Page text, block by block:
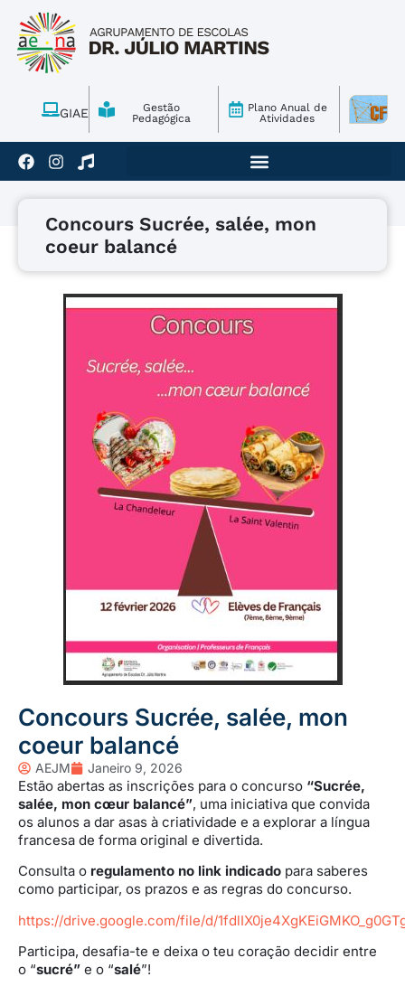
GIAE
Gestão
Pedagógica
Plano Anual de
Atividades
Concours Sucrée, salée, mon
coeur balancé
Concours Sucrée, salée, mon
coeur balancé
AEJM Janeiro 9, 2026
Estão abertas as inscrições para o concurso “Sucrée,
salée, mon cœur balancé”, uma iniciativa que convida
os alunos a dar asas à criatividade e a explorar a língua
francesa de forma original e divertida.
Consulta o regulamento no link indicado para saberes
como participar, os prazos e as regras do concurso.
https://drive.google.com/file/d/
Participa, desafia-te e deixa o teu coração decidir entre
o “sucré” e o “salé”!